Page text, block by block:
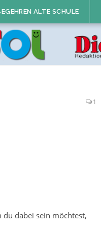
ALTE SCHULE
1
dabei sein möchtest,